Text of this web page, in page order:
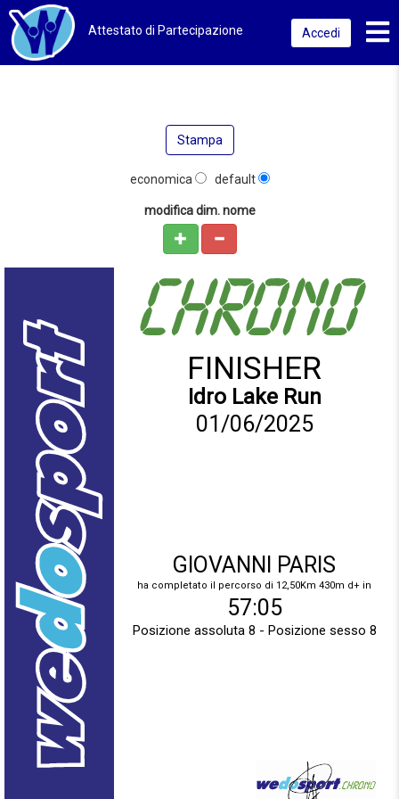
Attestato di Partecipazione Accedi
Stampa
economica default
modifica dim. nome
FINISHER
Idro Lake Run
GIOVANNI PARIS
ha completato il percorso di 12,50Km 430m d+ in
Posizione assoluta 8 - Posizione sesso 8
57:05
01/06/2025